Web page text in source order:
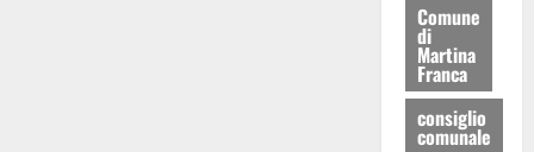
Comune
di
Martina
Franca
consiglio
comunale